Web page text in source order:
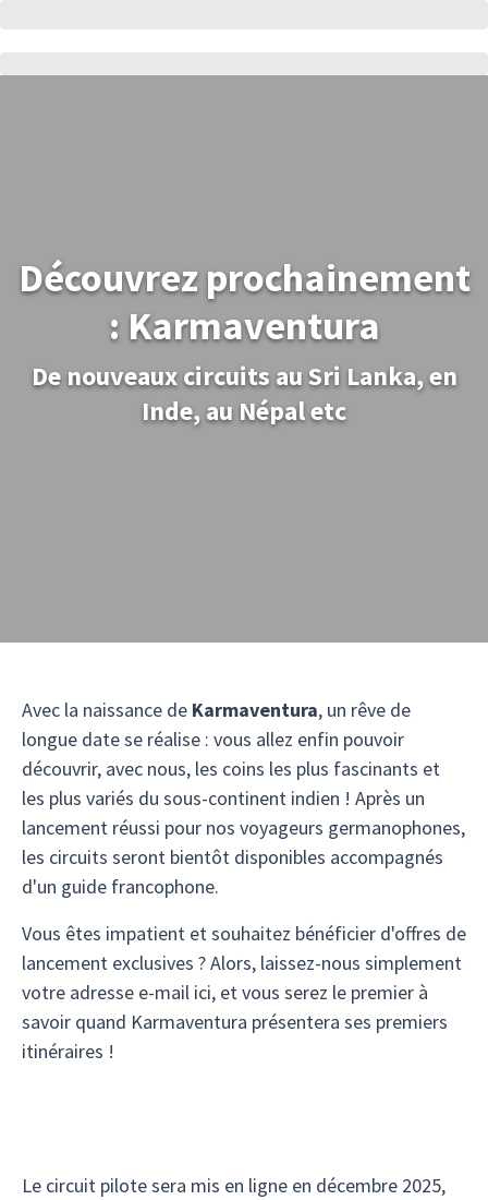
Découvrez prochainement
: Karmaventura
De nouveaux circuits au Sri Lanka, en
Inde, au Népal etc
Avec la naissance de Karmaventura, un rêve de
longue date se réalise : vous allez enfin pouvoir
découvrir, avec nous, les coins les plus fascinants et
les plus variés du sous-continent indien ! Après un
lancement réussi pour nos voyageurs germanophones,
les circuits seront bientôt disponibles accompagnés
d'un guide francophone.
Vous êtes impatient et souhaitez bénéficier d'offres de
lancement exclusives ? Alors, laissez-nous simplement
votre adresse e-mail ici, et vous serez le premier à
savoir quand Karmaventura présentera ses premiers
itinéraires !
Le circuit pilote sera mis en ligne en décembre 2025,